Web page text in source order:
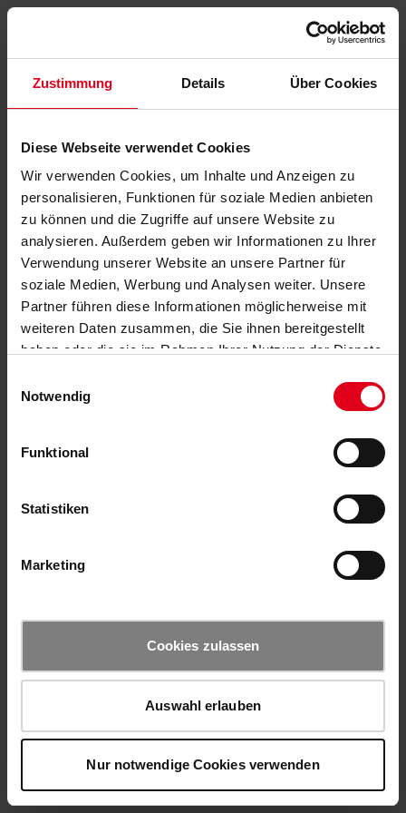
Zustimmung Details Über Cookies
Diese Webseite verwendet Cookies
Wir verwenden Cookies, um Inhalte und Anzeigen zu
personalisieren, Funktionen für soziale Medien anbieten
zu können und die Zugriffe auf unsere Website zu
analysieren. Außerdem geben wir Informationen zu Ihrer
Verwendung unserer Website an unsere Partner für
soziale Medien, Werbung und Analysen weiter. Unsere
Partner führen diese Informationen möglicherweise mit
weiteren Daten zusammen, die Sie ihnen bereitgestellt
haben oder die sie im Rahmen Ihrer Nutzung der Dienste
Notwendig
Funktional
Statistiken
Marketing
Cookies zulassen
Auswahl erlauben
Nur notwendige Cookies verwenden